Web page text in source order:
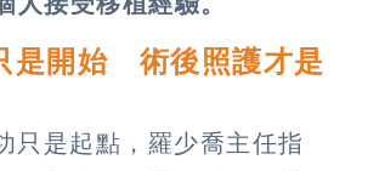
是開始 術後照護才是
只是起點，羅少喬主任指